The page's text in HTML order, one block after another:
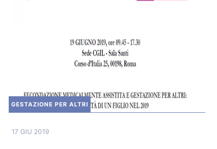
GESTAZIONE PER ALTRI
17 GIU 2019